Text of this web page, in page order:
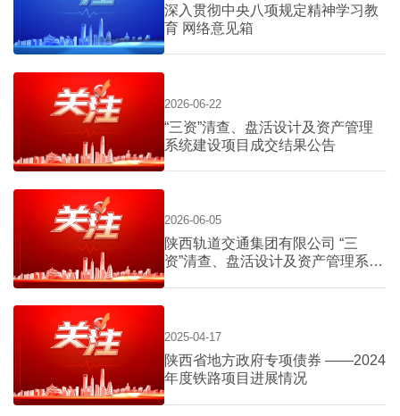
深入贯彻中央八项规定精神学习教
育 网络意见箱
2026-06-22
“三资”清查、盘活设计及资产管理
系统建设项目成交结果公告
2026-06-05
陕西轨道交通集团有限公司 “三
资”清查、盘活设计及资产管理系统
2025-04-17
陕西省地方政府专项债券 ——2024
年度铁路项目进展情况